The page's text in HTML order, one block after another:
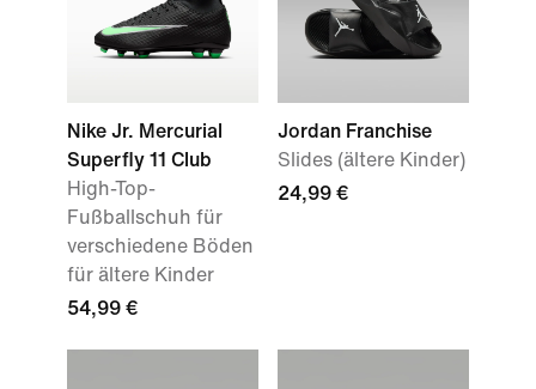
Nike Jr. Mercurial
Superfly 11 Club
High-Top-
Fußballschuh für
verschiedene Böden
für ältere Kinder
54,99 €
Jordan Franchise
Slides (ältere Kinder)
24,99 €